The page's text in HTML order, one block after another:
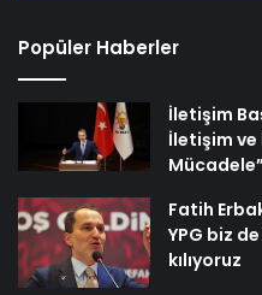
Popüler Haberler
İletişim
İletişim
Fatih
YPG biz
kılıyoruz